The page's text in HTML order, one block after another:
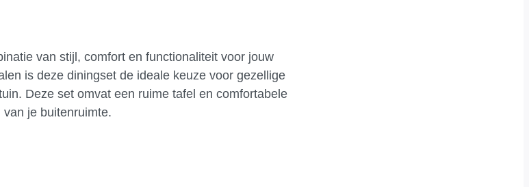
van stijl, comfort en functionaliteit voor jouw
is deze diningset de ideale keuze voor gezellige
Deze set omvat een ruime tafel en comfortabele
je buitenruimte.